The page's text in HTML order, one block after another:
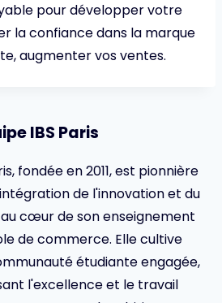
pour développer votre
la confiance dans la marque
augmenter vos ventes.
IBS Paris
fondée en 2011, est pionnière
de l'innovation et du
cœur de son enseignement
de commerce. Elle cultive
étudiante engagée,
l'excellence et le travail